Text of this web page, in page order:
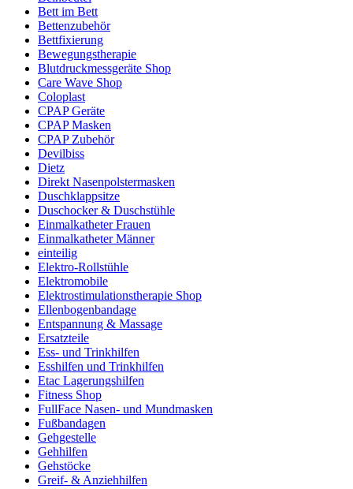
Bett im Bett
Bettenzubehör
Bettfixierung
Bewegungstherapie
Blutdruckmessgeräte Shop
Care Wave Shop
Coloplast
CPAP Geräte
CPAP Masken
CPAP Zubehör
Devilbiss
Dietz
Direkt Nasenpolstermasken
Duschklappsitze
Duschocker & Duschstühle
Einmalkatheter Frauen
Einmalkatheter Männer
einteilig
Elektro-Rollstühle
Elektromobile
Elektrostimulationstherapie Shop
Ellenbogenbandage
Entspannung & Massage
Ersatzteile
Ess- und Trinkhilfen
Esshilfen und Trinkhilfen
Etac Lagerungshilfen
Fitness Shop
FullFace Nasen- und Mundmasken
Fußbandagen
Gehgestelle
Gehhilfen
Gehstöcke
Greif- & Anziehhilfen